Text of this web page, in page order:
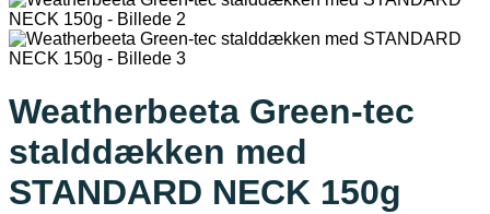
Weatherbeeta Green-tec
stalddækken med
STANDARD NECK 150g